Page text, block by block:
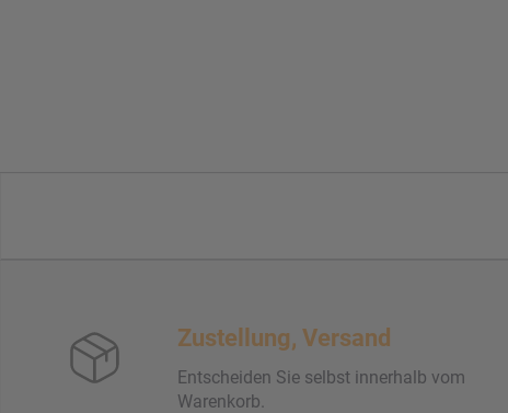
Zustellung, Versand
Entscheiden Sie selbst innerhalb vom
Warenkorb.